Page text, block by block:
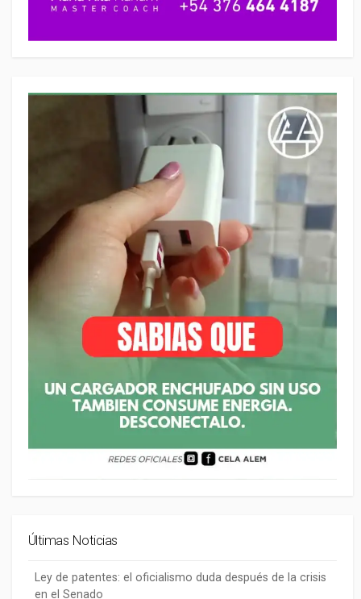
Últimas Noticias
Ley de patentes: el oficialismo duda después de la crisis
en el Senado